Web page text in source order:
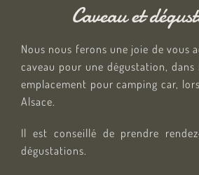
Caveau et
Nous nous ferons une joie de vous
caveau pour une dégustation,
emplacement pour camping car,
Alsace.
Il est conseillé de prendre
dégustations.